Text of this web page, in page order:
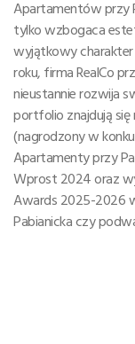
Apartamentów przy
tylko wzbogaca
wyjątkowy
roku, firma RealCo
nieustannie rozwija
portfolio znajdują się
(nagrodzony w
Apartamenty przy
Wprost 2024 oraz
Awards 2025-2026
Pabianicka czy